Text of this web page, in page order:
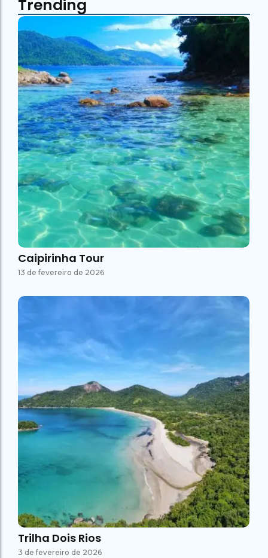
Trending
Caipirinha Tour
13 de fevereiro de 2026
Trilha Dois Rios
3 de fevereiro de 2026